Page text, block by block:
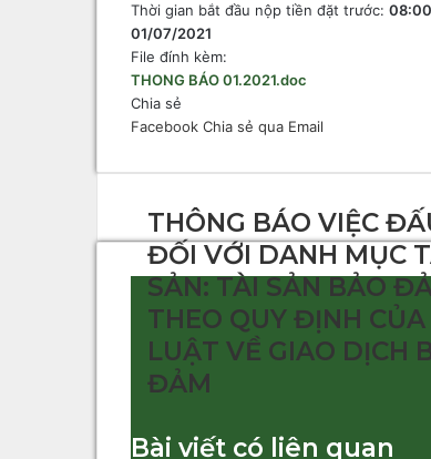
Thời gian bắt đầu nộp tiền đặt trước:
01/07/2021
File đính kèm:
THONG BÁO 01.2021.doc
Chia sẻ
Facebook Chia sẻ qua Email
THÔNG BÁO VIỆC
ĐỐI VỚI DANH MỤC
SẢN: TÀI SẢN BẢO
THEO QUY ĐỊNH
LUẬT VỀ GIAO DỊCH
ĐẢM
Bài viết có liên quan